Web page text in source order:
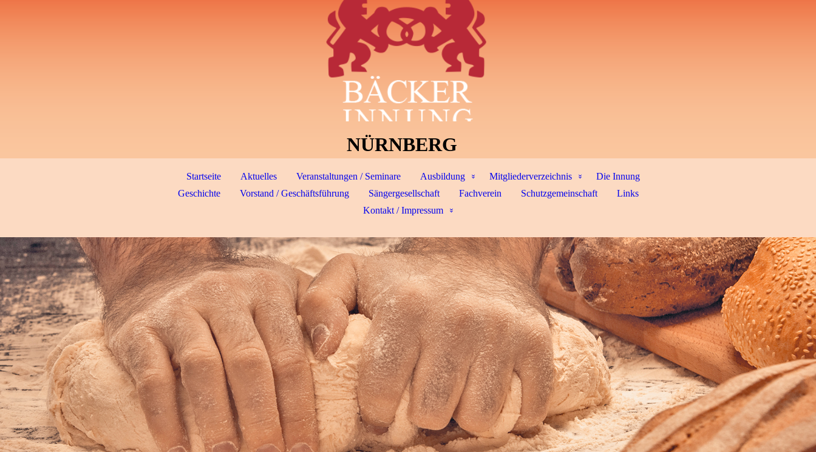
NÜRNBERG
Startseite Aktuelles Veranstaltungen / Seminare Ausbildung Mitgliederverzeichnis
Die Innung
Geschichte
Vorstand / Geschäftsführung Sängergesellschaft Fachverein Schutzgemeinschaft
Links
Kontakt / Impressum